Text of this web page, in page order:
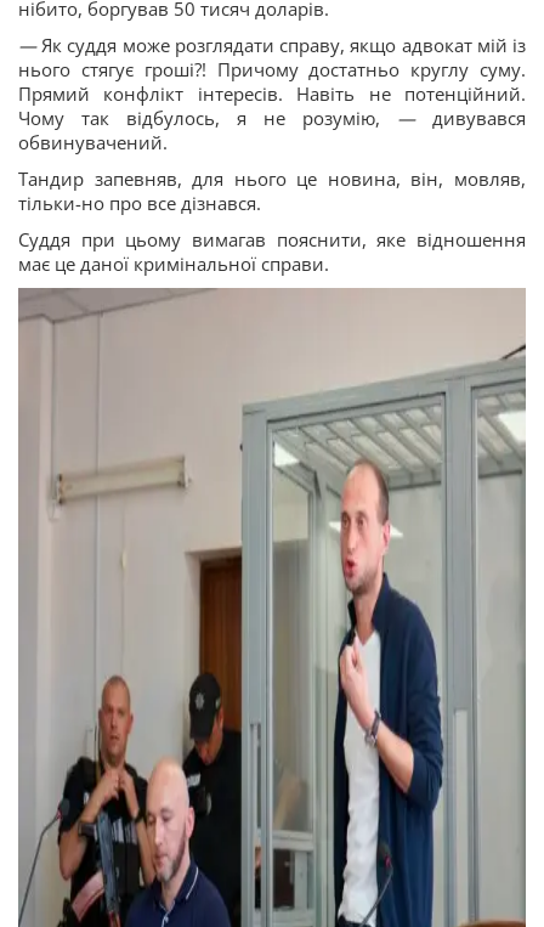
нібито, боргував 50 тисяч доларів.
—Як суддя може розглядати справу, якщо адвокат мій із
нього стягує гроші?! Причому достатньо круглу суму.
Прямий конфлікт інтересів. Навіть не потенційний.
Чому так відбулось, я не розумію, —дивувався
обвинувачений.
Тандир запевняв, для нього це новина, він, мовляв,
тільки-но про все дізнався.
Суддя при цьому вимагав пояснити, яке відношення
має це даної кримінальної справи.